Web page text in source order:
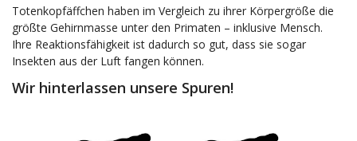
Totenkopfäffchen haben im Vergleich zu ihrer Körpergröße die
größte Gehirnmasse unter den Primaten – inklusive Mensch.
Ihre Reaktionsfähigkeit ist dadurch so gut, dass sie sogar
Insekten aus der Luft fangen können.
Wir hinterlassen unsere Spuren!